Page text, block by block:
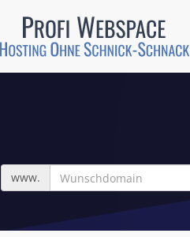
Wunschdomain
www.